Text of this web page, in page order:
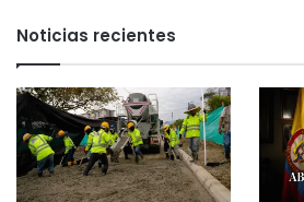
Noticias recientes